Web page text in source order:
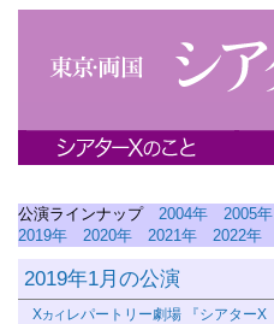
公演ラインナップ 2004年 2005年
2019年
2020年 2021年 2022年
2019年1月の公演
Χカイ レパートリー劇場 『シアターΧ